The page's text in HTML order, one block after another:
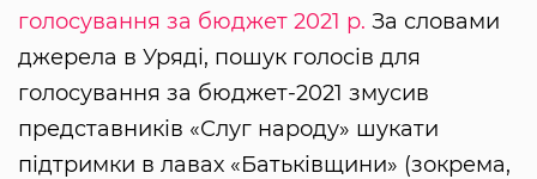
голосування за бюджет 2021 р. За словами
джерела в Уряді, пошук голосів для
голосування за бюджет-2021 змусив
представників «Слуг народу» шукати
підтримки в лавах «Батьківщини» (зокрема,